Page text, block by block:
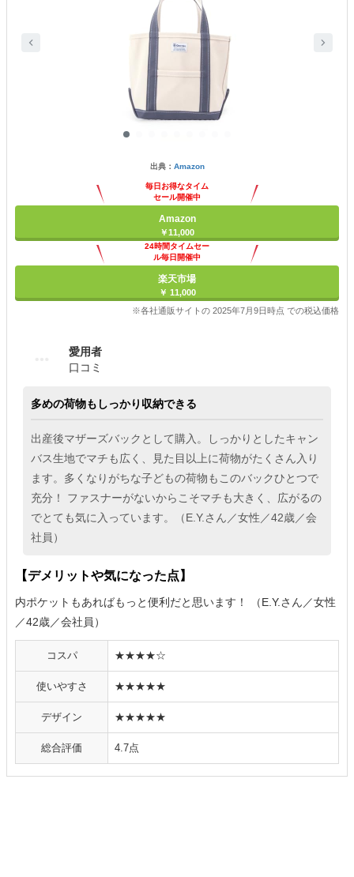
出典： Amazon
毎日お得なタイム
セール開催中
Amazon
￥11,000
24時間タイムセー
ル毎日開催中
楽天市場
￥ 11,000
※各社通販サイトの 2025年7月9日時点 での税込価格
愛用者
口コミ
多めの荷物もしっかり収納できる
出産後マザーズバックとして購入。しっかりとしたキャン
バス生地でマチも広く、見た目以上に荷物がたくさん入り
ます。多くなりがちな子どもの荷物もこのバックひとつで
充分！ ファスナーがないからこそマチも大きく、広がるの
でとても気に入っています。（E.Y.さん／女性／42歳／会
社員）
【デメリットや気になった点】
内ポケットもあればもっと便利だと思います！ （E.Y.さん／女性
／42歳／会社員）
コスパ ★★★★☆
使いやすさ ★★★★★
デザイン ★★★★★
総合評価 4.7点